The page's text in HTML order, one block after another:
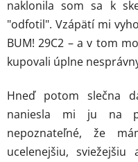
naklonila som sa k
"odfotil". Vzápätí mi
BUM! 29C2 – a v tom
kupovali úplne
Hneď potom slečna
naniesla mi ju na
nepoznateľné, že
ucelenejšiu,